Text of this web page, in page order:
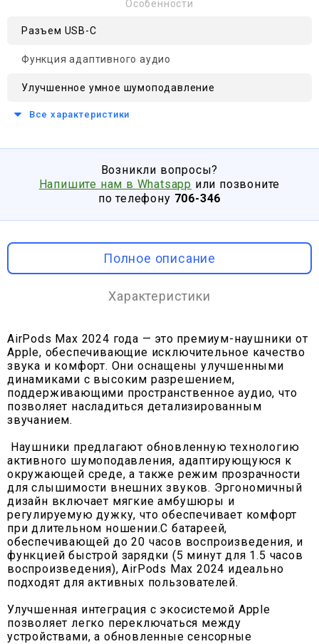
Особенности
Разъем USB-C
Функция адаптивного аудио
Улучшенное умное шумоподавление
Все характеристики
Возникли вопросы?
Напишите нам в Whatsapp или позвоните
по телефону 706-346
Полное описание
Характеристики
AirPods Max 2024 года — это премиум-наушники от
Apple, обеспечивающие исключительное качество
звука и комфорт. Они оснащены улучшенными
динамиками с высоким разрешением,
поддерживающими пространственное аудио, что
позволяет насладиться детализированным
звучанием.
Наушники предлагают обновленную технологию
активного шумоподавления, адаптирующуюся к
окружающей среде, а также режим прозрачности
для слышимости внешних звуков. Эргономичный
дизайн включает мягкие амбушюры и
регулируемую дужку, что обеспечивает комфорт
при длительном ношении.С батареей,
обеспечивающей до 20 часов воспроизведения, и
функцией быстрой зарядки (5 минут для 1.5 часов
воспроизведения), AirPods Max 2024 идеально
подходят для активных пользователей.
Улучшенная интеграция с экосистемой Apple
позволяет легко переключаться между
устройствами, а обновленные сенсорные